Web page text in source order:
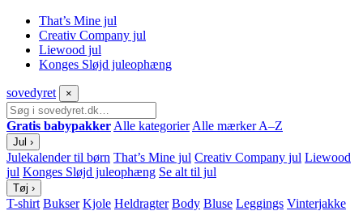
That’s Mine jul
Creativ Company jul
Liewood jul
Konges Sløjd juleophæng
sovedyret ×
Gratis babypakker Alle kategorier Alle mærker A–Z
Jul ›
Julekalender til børn That’s Mine jul Creativ Company jul Liewood
jul Konges Sløjd juleophæng Se alt til jul
Tøj ›
T-shirt Bukser Kjole Heldragter Body Bluse Leggings Vinterjakke